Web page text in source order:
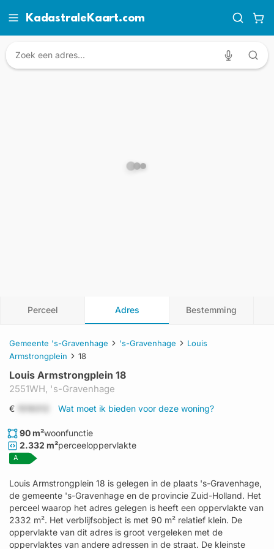
KadastraleKaart.com
Perceel Adres Bestemming
Gemeente 's-Gravenhage 's-Gravenhage
Louis
Armstrongplein
18
Louis Armstrongplein 18
2551WH, 's-Gravenhage
€ Wat moet ik bieden voor deze woning?
90 m²woonfunctie
2.332 m²perceeloppervlakte
A
Louis Armstrongplein 18 is gelegen in de plaats 's-Gravenhage,
de gemeente 's-Gravenhage en de provincie Zuid-Holland. Het
perceel waarop het adres gelegen is heeft een oppervlakte van
2332 m². Het verblijfsobject is met 90 m² relatief klein. De
oppervlakte van dit adres is groot vergeleken met de
oppervlaktes van andere adressen in de straat. De kleinste